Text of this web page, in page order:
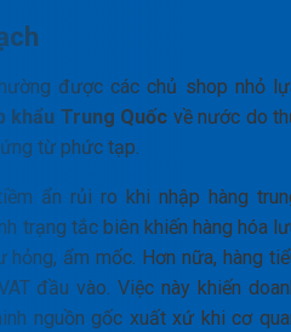
được các chủ shop nhỏ
khẩu Trung Quốc về nước do
từ phức tạp.
ẩn rủi ro khi nhập hàng
trạng tắc biên khiến hàng hóa
hỏng, ẩm mốc. Hơn nữa, hàng
đầu vào. Việc này khiến
nguồn gốc xuất xứ khi cơ